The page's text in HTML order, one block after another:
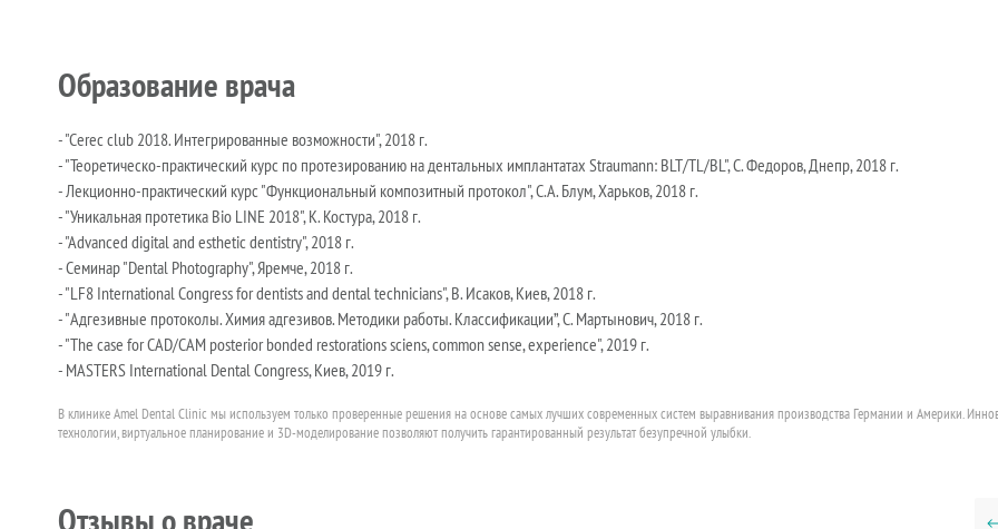
Образование врача
- "Cerec club 2018. Интегрированные возможности", 2018 г.
- "Теоретическо-практический курс по протезированию на дентальных имплантатах Straumann: BLT/TL/BL", С. Федоров, Днепр, 2018 г.
- Лекционно-практический курс "Функциональный композитный протокол", С.А. Блум, Харьков, 2018 г.
- "Уникальная протетика Bio LINE 2018", К. Костура, 2018 г.
- "Advanced digital and esthetic dentistry", 2018 г.
- Семинар "Dental Photography", Яремче, 2018 г.
- "LF8 International Congress for dentists and dental technicians", В. Исаков, Киев, 2018 г.
- "Адгезивные протоколы. Химия адгезивов. Методики работы. Классификации”, С. Мартынович, 2018 г.
- "The case for CAD/CAM posterior bonded restorations sciens, common sense, experience", 2019 г.
- MASTERS International Dental Congress, Киев, 2019 г.
В клинике Amel Dental Clinic мы используем только проверенные решения на основе самых лучших современных систем выравнивания производства Германии и Америки.
технологии, виртуальное планирование и 3D-моделирование позволяют получить гарантированный результат безупречной улыбки.
Отзывы о враче